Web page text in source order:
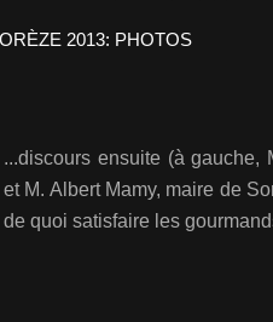
...discours ensuite (à gauche,
et M. Albert Mamy, maire de
de quoi satisfaire les